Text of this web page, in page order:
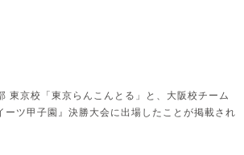
東京校「東京らんこんとる」と、大阪校チーム
ーツ甲子園』決勝大会に出場したことが掲載され